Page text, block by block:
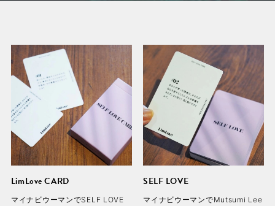
LimLove CARD
マイナビウーマンでSELF LOVE
SELF LOVE
マイナビウーマンでMutsumi Lee